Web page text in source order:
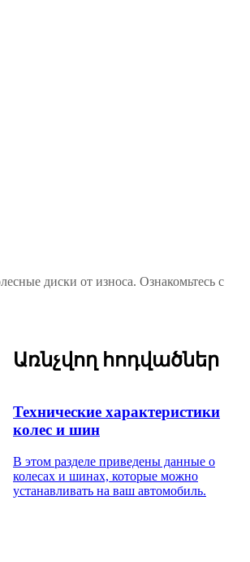
диски от износа. Ознакомьтесь с
Առնչվող հոդվածներ
Технические характеристики
колес и шин
В этом разделе приведены данные о
колесах и шинах, которые можно
устанавливать на ваш автомобиль.